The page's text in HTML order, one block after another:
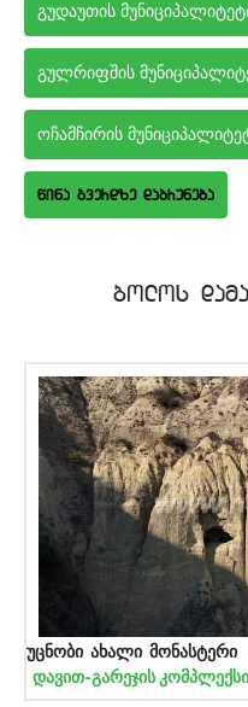
გუდაუთის
გულრიფშის
ოჩამჩირის
wina gverdze dabruneba
bolos
უცნობი ახალი მონასტერი
დავით-გარეჯის კომპლექსი